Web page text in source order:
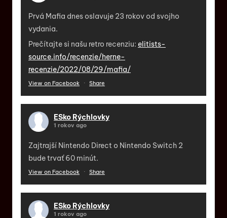
Prvá Mafia dnes oslavuje 23 rokov od svojho
vydania.
Prečítajte si našu retro recenziu: elitists-
source.info/recenzie/herne-
recenzie/2022/08/29/mafia/
View on Facebook · Share
ESko Rýchlovky
1 rokov ago
Zajtrajší Nintendo Direct o Nintendo Switch 2
bude trvať 60 minút.
View on Facebook · Share
ESko Rýchlovky
1 rokov ago